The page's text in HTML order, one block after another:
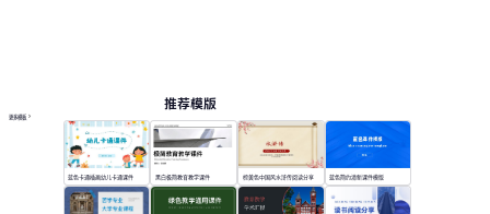
推荐模版
更多模板
蓝色卡通插画幼儿卡通课件 黑白极简教育教学课件 棕黄色中国风水浒传阅读分享 蓝色简约清新课件模版